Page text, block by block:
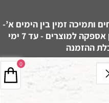
ותמיכה זמין בין הימים א’-
ה’ בין השעות 10:00-16:00 - זמן אספקה למוצרים - עד 7 ימי
ההזמנה
0